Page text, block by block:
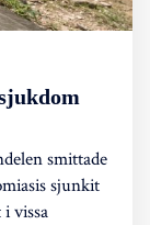
smittade
sjunkit
vissa